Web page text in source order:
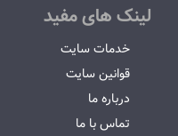
لینک های مفید
خدمات سایت
قوانین سایت
درباره ما
تماس با ما